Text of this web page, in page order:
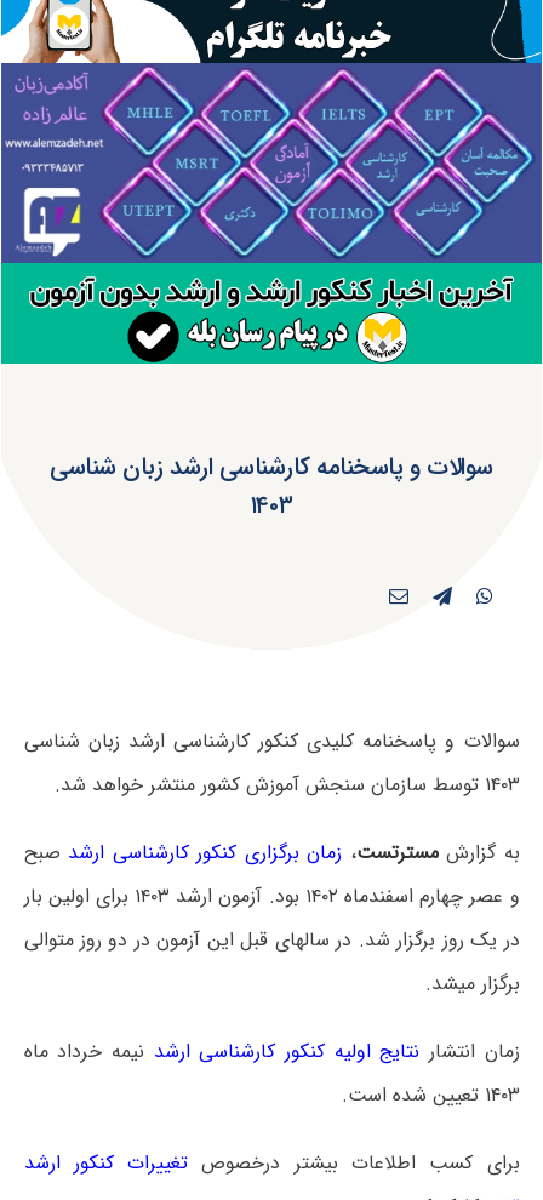
سوالات و پاسخنامه کارشناسی ارشد زبان شناسی
۱۴۰۳
سوالات و پاسخنامه کلیدی کنکور کارشناسی ارشد زبان شناسی
۱۴۰۳ توسط سازمان سنجش آموزش کشور منتشر خواهد شد.
به گزارشمسترتست، زمان برگزاری کنکور کارشناسی ارشد صبح
و عصر چهارم اسفندماه ۱۴۰۲ بود. آزمون ارشد ۱۴۰۳ برای اولین بار
در یک روز برگزار شد. در سالهای قبل این آزمون در دو روز متوالی
برگزار میشد.
زمان انتشار نتایج اولیه کنکور کارشناسی ارشد نیمه خرداد ماه
۱۴۰۳ تعیین شده است.
برای کسب اطلاعات بیشتر درخصوص تغییرات کنکور ارشد